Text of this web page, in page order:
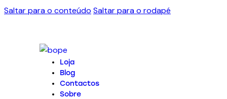
Saltar para o conteúdo Saltar para o rodapé
Loja
Blog
Contactos
Sobre